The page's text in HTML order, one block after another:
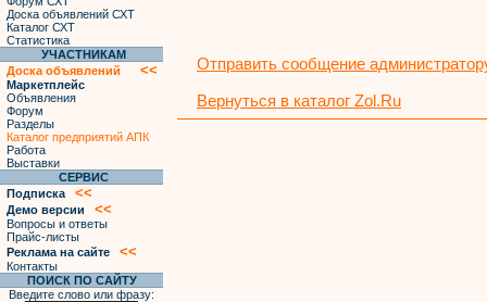
Доска объявлений СХТ
Каталог СХТ
Статистика
УЧАСТНИКАМ
Доска объявлений
<<
Маркетплейс
Объявления
Форум
Разделы
Каталог предприятий АПК
Работа
Выставки
СЕРВИС
Подписка
<<
Демо версии <<
Вопросы и ответы
Прайс-листы
Реклама на сайте
<<
Контакты
ПОИСК ПО САЙТУ
Введите слово или фразу:
Отправить сообщение
Вернуться в каталог Zol.Ru